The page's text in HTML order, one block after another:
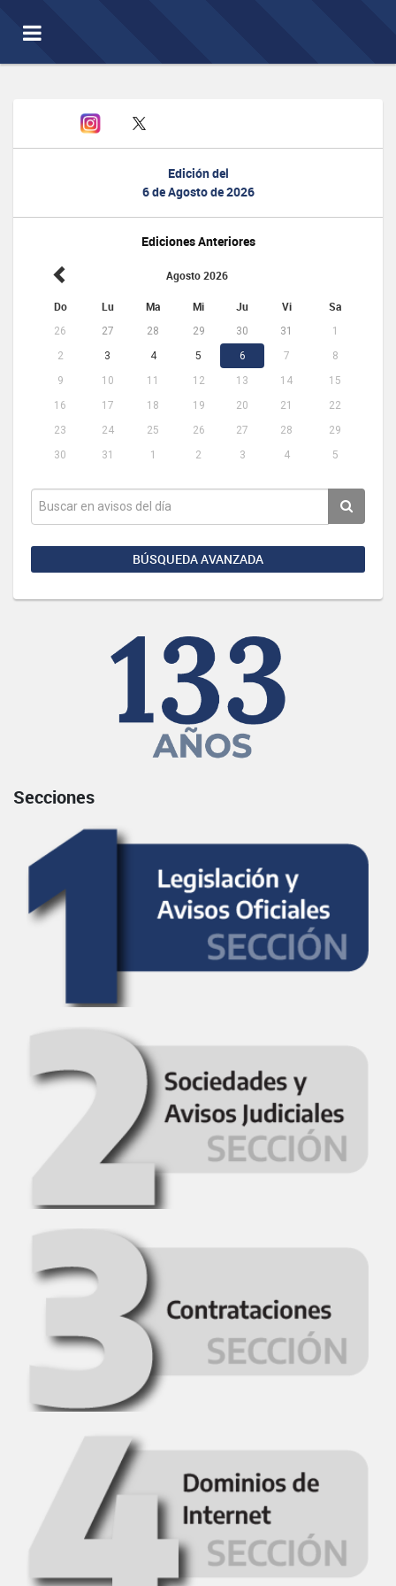
Toggle
navigation
Edición del
6 de Agosto de 2026
Ediciones Anteriores
Agosto 2026
Do Lu Ma Mi Ju Vi Sa
26 27 28 29 30 31
1
2
3 4 5 6 7
8
9
10 11 12 13 14
15
16
17 18 19 20 21
22
23
24 25 26 27 28
29
30
31 1 2 3 4 5
BÚSQUEDA AVANZADA
Secciones